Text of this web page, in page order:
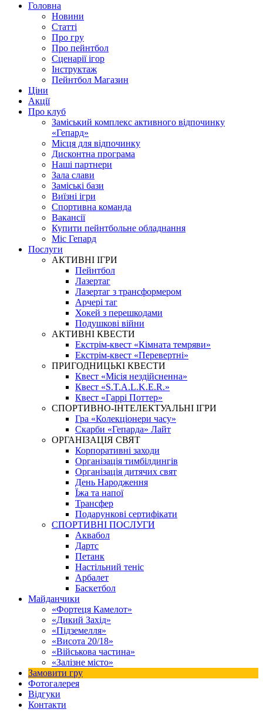
Головна
Новини
Статті
Про гру
Про пейнтбол
Сценарії ігор
Інструктаж
Пейнтбол Магазин
Ціни
Акції
Про клуб
Заміський комплекс активного відпочинку
«Гепард»
Місця для відпочинку
Дисконтна програма
Наші партнери
Зала слави
Заміські бази
Виїзні ігри
Спортивна команда
Вакансії
Купити пейнтбольне обладнання
Міс Гепард
Послуги
АКТИВНІ ІГРИ
Пейнтбол
Лазертаг
Лазертаг з трансформером
Арчері таг
Хокей з перешкодами
Подушкові війни
АКТИВНІ КВЕСТИ
Екстрім-квест «Кімната темряви»
Екстрім-квест «Перевертні»
ПРИГОДНИЦЬКІ КВЕСТИ
Квест «Місія нездійсненна»
Квест «S.T.A.L.K.E.R.»
Квест «Гаррі Поттер»
СПОРТИВНО-ІНТЕЛЕКТУАЛЬНІ ІГРИ
Гра «Колекціонери часу»
Скарби «Гепарда» Лайт
ОРГАНІЗАЦІЯ СВЯТ
Корпоративні заходи
Організація тимбілдингів
Організація дитячих свят
День Народження
Їжа та напої
Трансфер
Подарункові сертифікати
СПОРТИВНІ ПОСЛУГИ
Аквабол
Дартс
Петанк
Настільний теніс
Арбалет
Баскетбол
Майданчики
«Фортеця Камелот»
«Дикий Захід»
«Підземелля»
«Висота 20/18»
«Військова частина»
«Залізне місто»
Замовити гру
Фотогалерея
Відгуки
Контакти